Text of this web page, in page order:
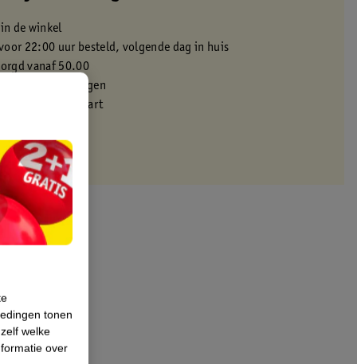
de winkel
22:00 uur besteld, volgende dag in huis
vanaf 50.00
binnen 30 dagen
je Kruidvat kaart
tonen
welke
over